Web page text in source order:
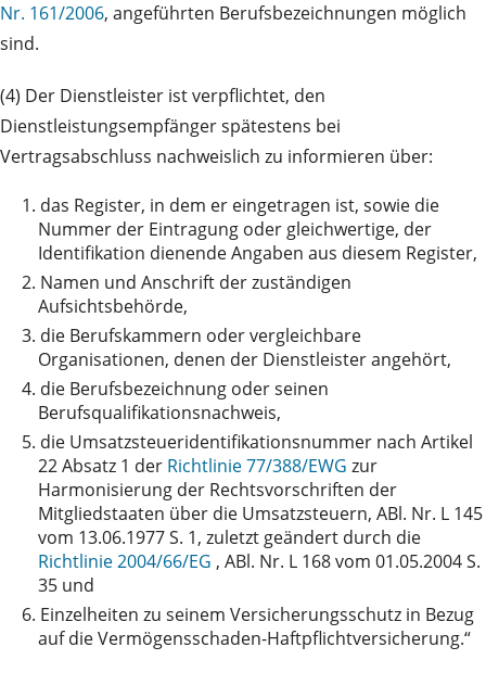
Nr. 161/2006, angeführten Berufsbezeichnungen möglich
sind.
(4) Der Dienstleister ist verpflichtet, den
Dienstleistungsempfänger spätestens bei
Vertragsabschluss nachweislich zu informieren über:
1. das Register, in dem er eingetragen ist, sowie die
Nummer der Eintragung oder gleichwertige, der
Identifikation dienende Angaben aus diesem Register,
2. Namen und Anschrift der zuständigen
Aufsichtsbehörde,
3. die Berufskammern oder vergleichbare
Organisationen, denen der Dienstleister angehört,
4. die Berufsbezeichnung oder seinen
Berufsqualifikationsnachweis,
5. die Umsatzsteueridentifikationsnummer nach Artikel
22 Absatz 1 der Richtlinie 77/388/EWG zur
Harmonisierung der Rechtsvorschriften der
Mitgliedstaaten über die Umsatzsteuern, ABl. Nr. L 145
vom 13.06.1977 S. 1, zuletzt geändert durch die
Richtlinie 2004/66/EG , ABl. Nr. L 168 vom 01.05.2004 S.
35 und
6. Einzelheiten zu seinem Versicherungsschutz in Bezug
auf die Vermögensschaden-Haftpflichtversicherung.“